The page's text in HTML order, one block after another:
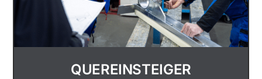
QUEREINSTEIGER